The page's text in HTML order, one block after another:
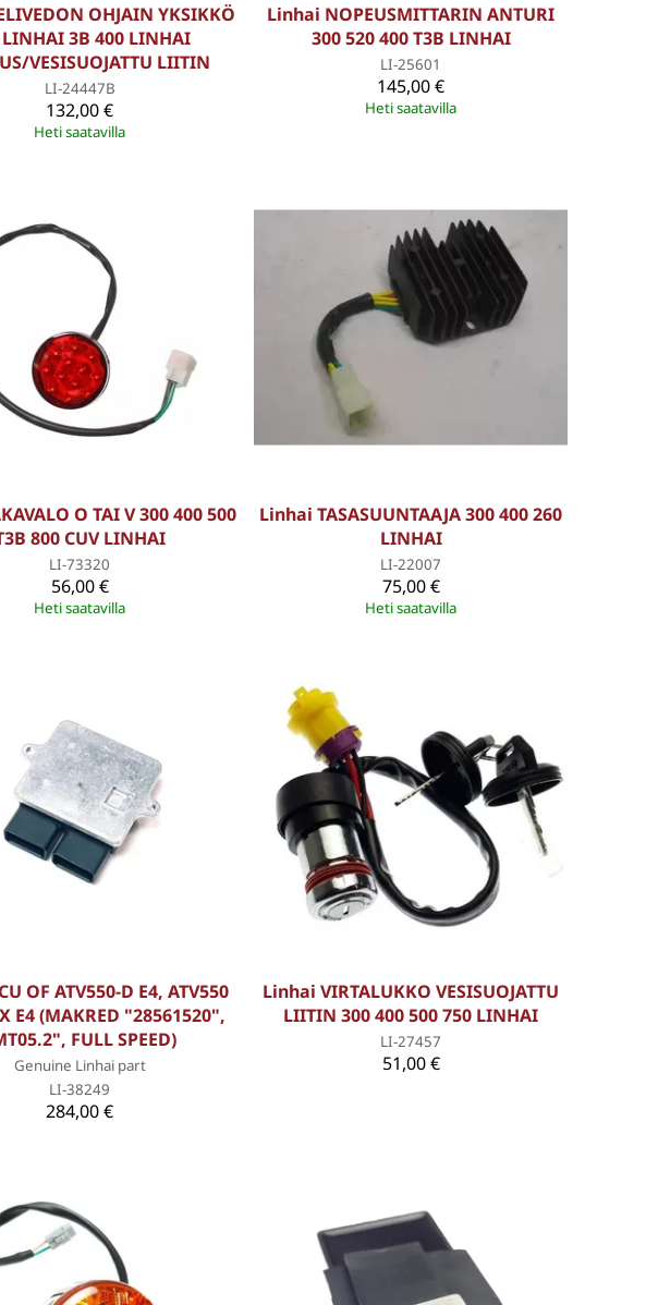
OHJAIN YKSIKKÖ
3B 400 LINHAI
VESISUOJATTU LIITIN
LI-24447B
132,00 €
Heti saatavilla
Linhai NOPEUSMITTARIN ANTURI
300 520 400 T3B LINHAI
LI-25601
145,00 €
Heti saatavilla
O TAI V 300 400 500
800 CUV LINHAI
LI-73320
56,00 €
Heti saatavilla
Linhai TASASUUNTAAJA 300 400 260
LINHAI
LI-22007
75,00 €
Heti saatavilla
OF ATV550-D E4, ATV550
E4 (MAKRED "28561520",
FULL SPEED)
Genuine Linhai part
LI-38249
284,00 €
Linhai VIRTALUKKO VESISUOJATTU
LIITIN 300 400 500 750 LINHAI
LI-27457
51,00 €